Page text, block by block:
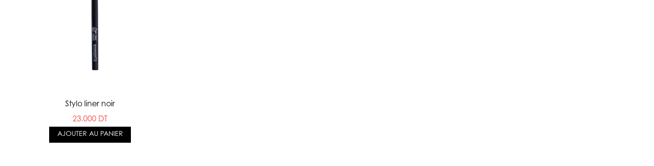
Stylo liner noir
23.000 DT
AJOUTER AU PANIER